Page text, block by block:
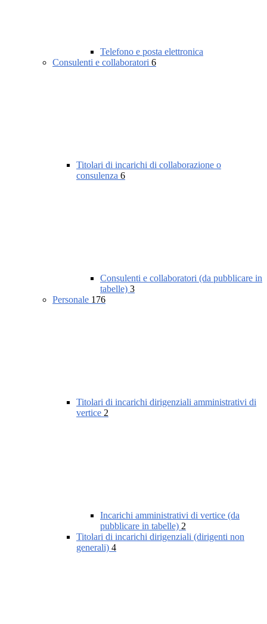
Telefono e posta elettronica
Consulenti e collaboratori 6
Titolari di incarichi di collaborazione o
consulenza 6
Consulenti e collaboratori (da pubblicare in
tabelle) 3
Personale 176
Titolari di incarichi dirigenziali amministrativi di
vertice 2
Incarichi amministrativi di vertice (da
pubblicare in tabelle) 2
Titolari di incarichi dirigenziali (dirigenti non
generali) 4